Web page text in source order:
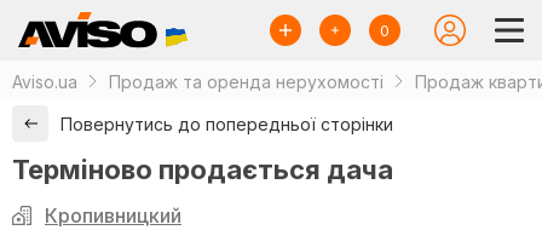
0
Aviso.ua Продаж та оренда нерухомості Продаж
Повернутись до попередньої сторінки
Терміново продається дача
Кропивницкий